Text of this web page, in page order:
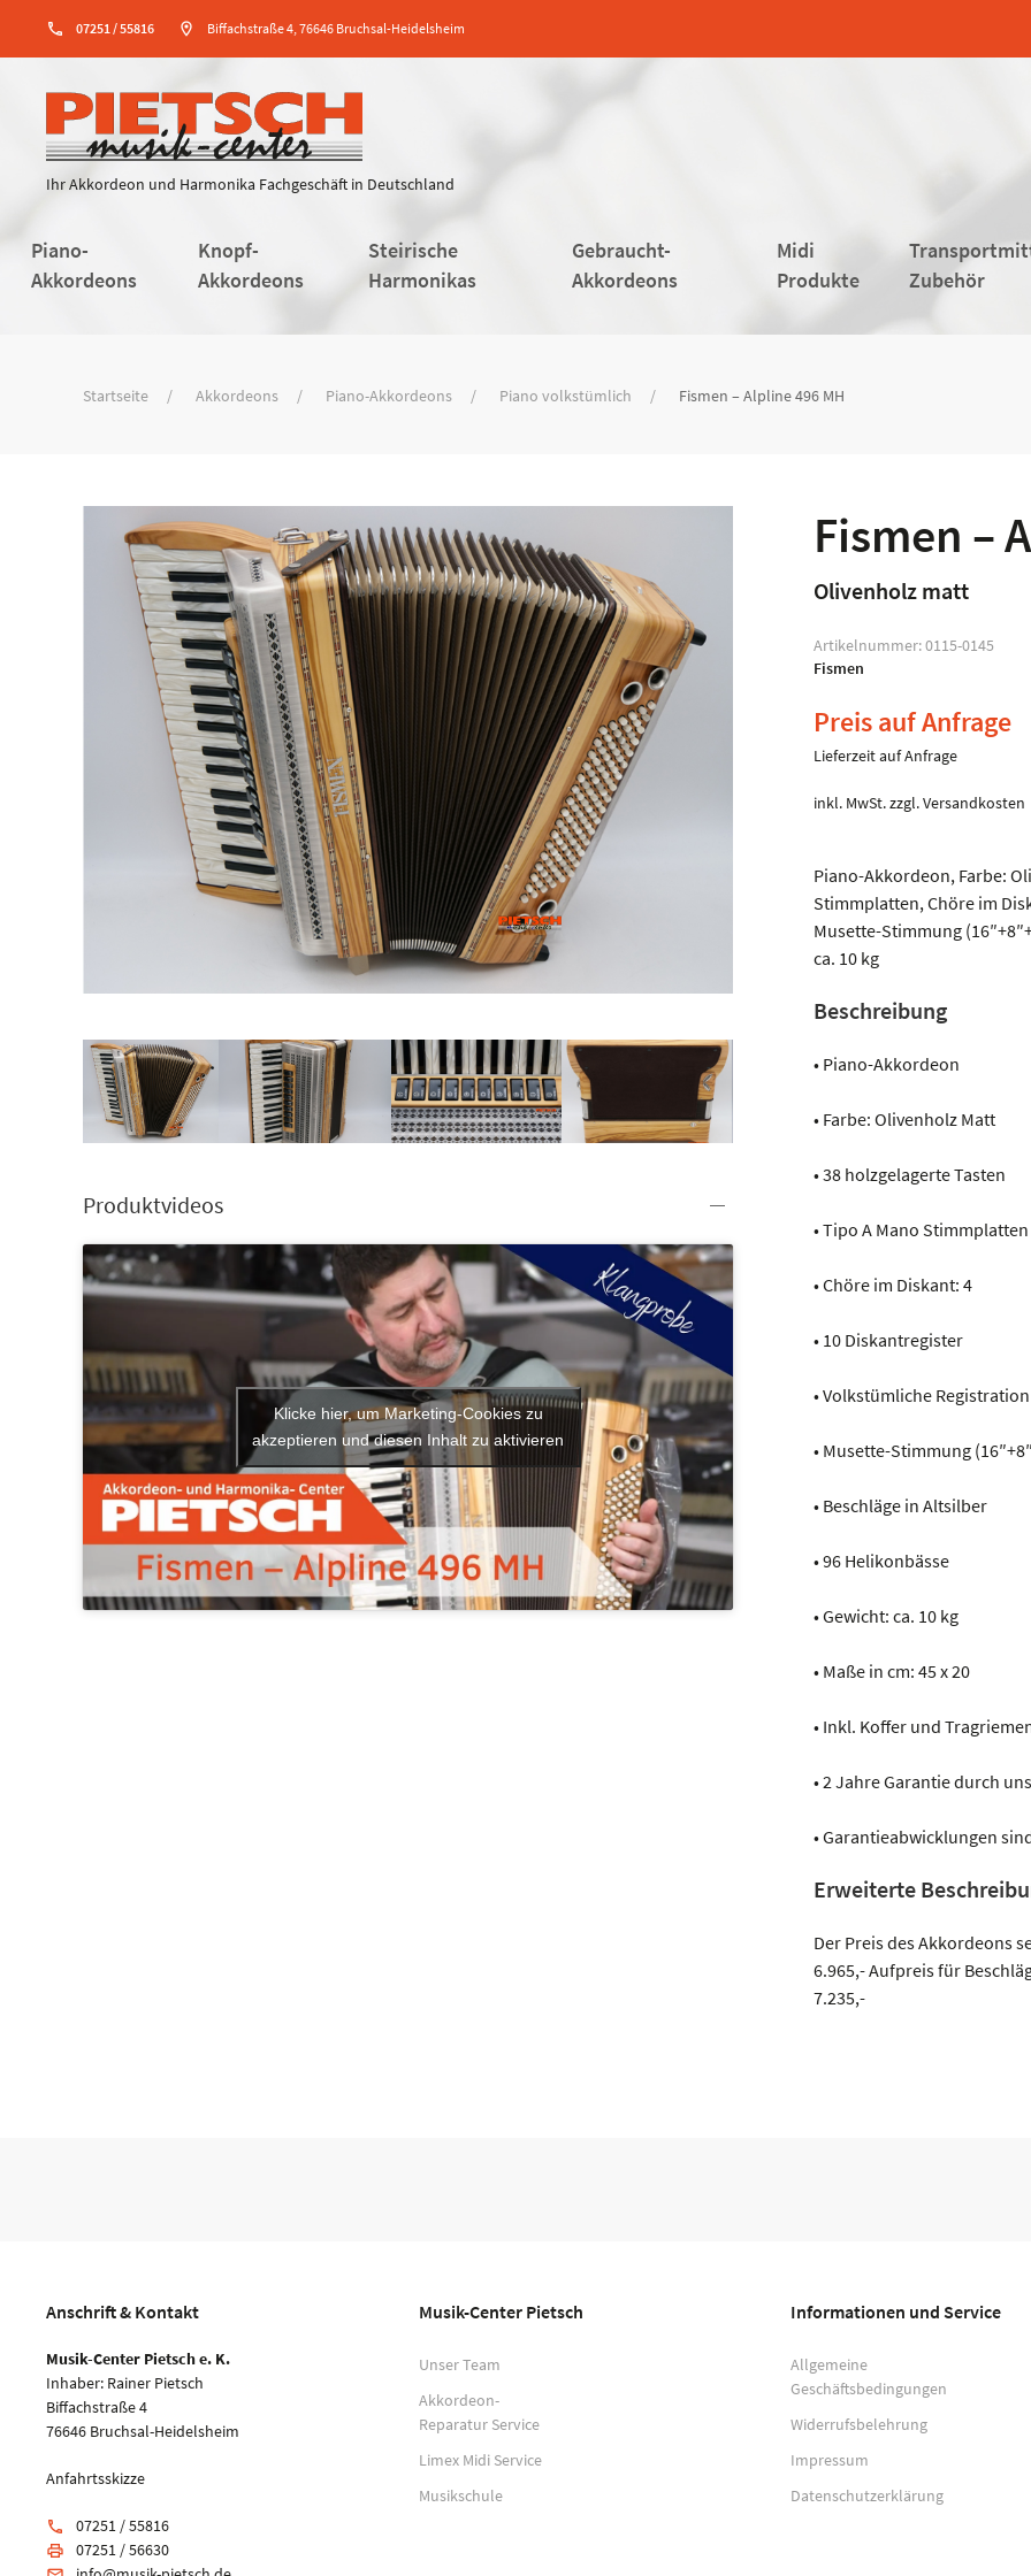
phone 07251 / 55816 location_on Biffachstraße 4, 76646 Bruchsal-Heidelsheim
Ihr Akkordeon und Harmonika Fachgeschäft in Deutschland
Piano-
Akkordeons
Knopf-
Akkordeons
Steirische
Harmonikas
Gebraucht-
Akkordeons
Midi
Produkte
Zubehör
Startseite Akkordeons Piano-Akkordeons Piano volkstümlich Fismen – Alpline 496 MH
Produktvideos
Klicke hier, um Marketing-Cookies zu
akzeptieren und diesen Inhalt zu aktivieren
Fismen –
Olivenholz matt
Artikelnummer:0115-0145
Fismen
Preis auf Anfrage
Lieferzeit auf Anfrage
inkl. MwSt.zzgl.Versandkosten
Piano-Akkordeon, Farbe:
Stimmplatten, Chöre im
Musette-Stimmung
ca. 10 kg
Beschreibung
• Piano-Akkordeon
• Farbe: Olivenholz Matt
• 38 holzgelagerte Tasten
• Tipo A Mano Stimmplatten
• Chöre im Diskant: 4
• 10 Diskantregister
• Volkstümliche Registration
• Musette-Stimmung
• Beschläge in Altsilber
• 96 Helikonbässe
• Gewicht: ca. 10 kg
• Maße in cm: 45 x 20
• Inkl. Koffer und
• 2 Jahre Garantie durch
• Garantieabwicklungen
Erweiterte
Der Preis des Akkordeons
6.965,- Aufpreis für
7.235,-
Anschrift & Kontakt
Musik-Center Pietsch e. K.
Inhaber: Rainer Pietsch
Biffachstraße 4
76646 Bruchsal-Heidelsheim
Anfahrtsskizze
phone 07251 / 55816
print 07251 / 56630
Musik-Center Pietsch
Unser Team
Akkordeon-
Reparatur Service
Limex Midi Service
Musikschule
Informationen und Service
Allgemeine
Geschäftsbedingungen
Widerrufsbelehrung
Impressum
Datenschutzerklärung